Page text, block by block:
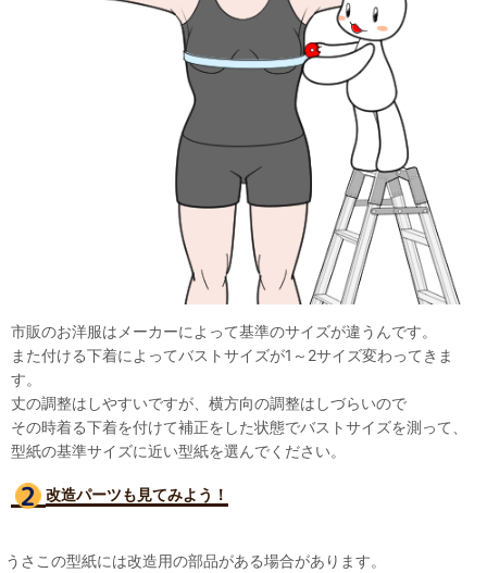
市販のお洋服はメーカーによって基準のサイズが違うんです。
また付ける下着によってバストサイズが1～2サイズ変わってきま
す。
丈の調整はしやすいですが、横方向の調整はしづらいので
その時着る下着を付けて補正をした状態でバストサイズを測って、
型紙の基準サイズに近い型紙を選んでください。
改造パーツも見てみよう！
うさこの型紙には改造用の部品がある場合があります。